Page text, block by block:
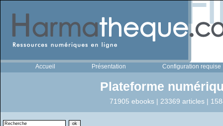
Accueil Présentation Configuration requise
Plateforme
71905 ebooks | 23369 articles |